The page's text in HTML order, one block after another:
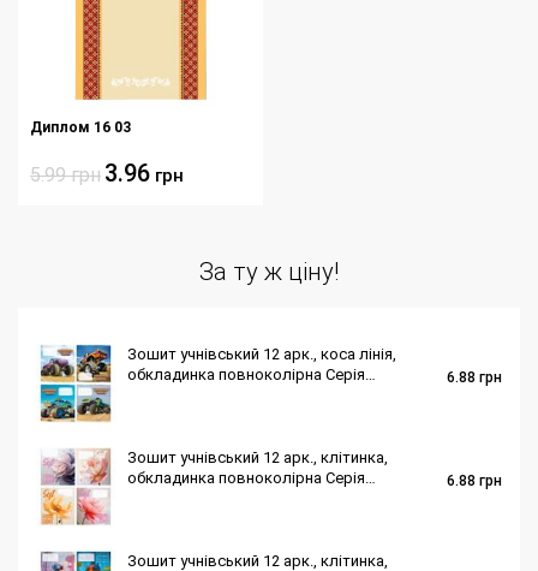
Диплом 16 03
5.99 грн 3.96 грн
За ту ж ціну!
Зошит учнівський 12 арк., коса лінія,
обкладинка повноколірна Серія
6.88 грн
Зошит учнівський 12 арк., клітинка,
обкладинка повноколірна Серія
6.88 грн
Зошит учнівський 12 арк., клітинка,